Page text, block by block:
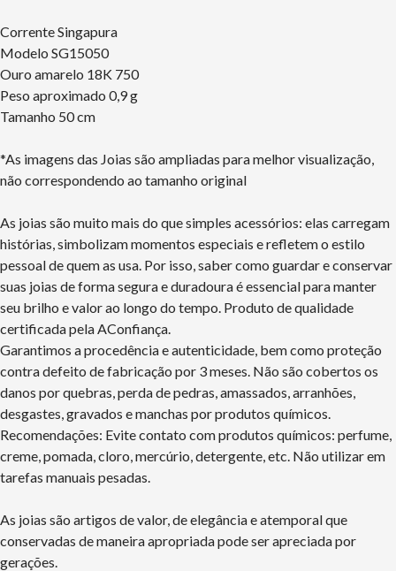
Corrente Singapura
Modelo SG15050
Ouro amarelo 18K 750
Peso aproximado 0,9 g
Tamanho 50 cm
*As imagens das Joias são ampliadas para melhor visualização,
não correspondendo ao tamanho original
As joias são muito mais do que simples acessórios: elas carregam
histórias, simbolizam momentos especiais e refletem o estilo
pessoal de quem as usa. Por isso, saber como guardar e conservar
suas joias de forma segura e duradoura é essencial para manter
seu brilho e valor ao longo do tempo. Produto de qualidade
certificada pela AConfiança.
Garantimos a procedência e autenticidade, bem como proteção
contra defeito de fabricação por 3 meses. Não são cobertos os
danos por quebras, perda de pedras, amassados, arranhões,
desgastes, gravados e manchas por produtos químicos.
Recomendações: Evite contato com produtos químicos: perfume,
creme, pomada, cloro, mercúrio, detergente, etc. Não utilizar em
tarefas manuais pesadas.
As joias são artigos de valor, de elegância e atemporal que
conservadas de maneira apropriada pode ser apreciada por
gerações.